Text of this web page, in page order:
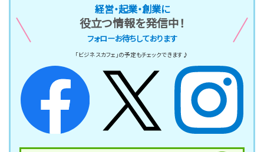
経営・起業・創業に
役立つ情報を発信中！
フォローお待ちしております
「ビジネスカフェ」の予定もチェックできます♪